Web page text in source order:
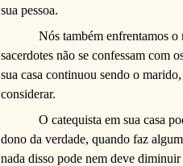
sua pessoa.
Nós também enfrentamos
sacerdotes não se confessam com
sua casa continuou sendo o
considerar.
O catequista em sua casa
dono da verdade, quando faz
nada disso pode nem deve